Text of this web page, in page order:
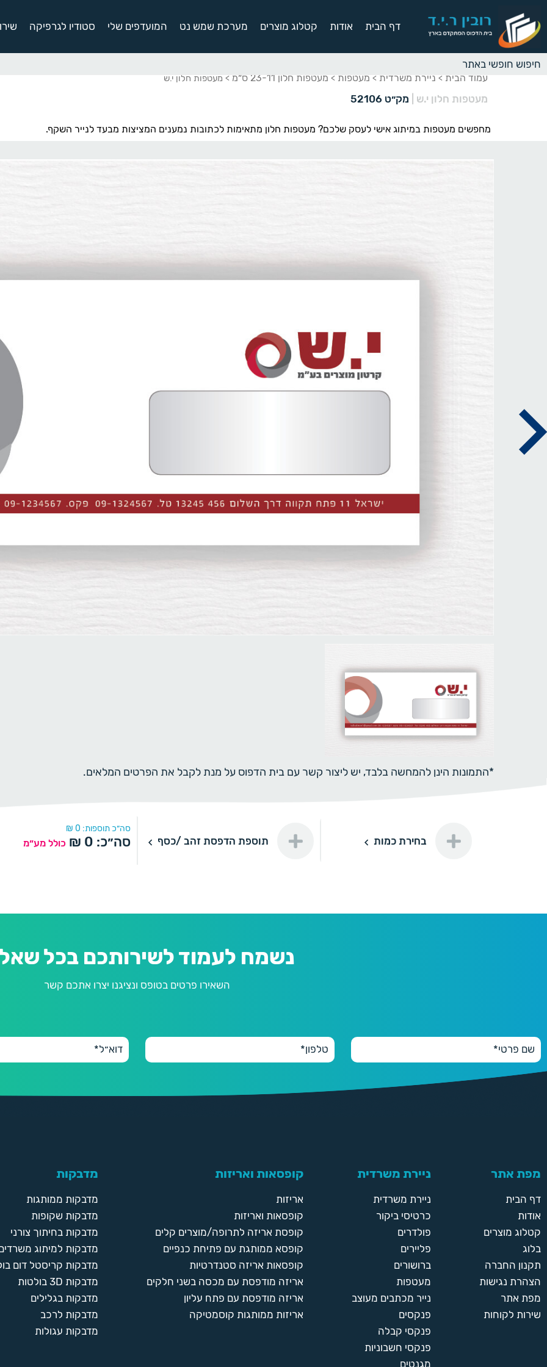
דף הבית אודות קטלוג מוצרים מערכת שמש נט המועדפים שלי סטודיו לגרפיקה
עמוד הבית > ניירת משרדית > מעטפות > מעטפות חלון 23-11 ס״מ > מעטפות חלון י.ש
מעטפות חלון י.ש מק״ט 52106
מחפשים מעטפות במיתוג אישי לעסק שלכם? מעטפות חלון מתאימות לכתובות נמענים המציצות מבעד לנייר השקף.
*התמונות הינן להמחשה בלבד, יש ליצור קשר עם בית הדפוס על מנת לקבל את הפרטים המלאים.
100 יחידות
280 ₪
בחירת כמות תוספת הדפסת זהב /כסף
תוספת הדפסת זהב /כסף
סה״כ תוספות: 0
₪
סה״כ: 0
₪ כולל מע״מ
נשמח לעמוד לשירותכם בכל
השאירו פרטים בטופס ונציגנו יצרו אתכם קשר
מפת אתר
דף הבית
אודות
קטלוג מוצרים
בלוג
תקנון החברה
הצהרת נגישות
מפת אתר
שירות לקוחות
ניירת משרדית
ניירת משרדית
כרטיסי ביקור
פולדרים
פליירים
ברושורים
מעטפות
נייר מכתבים מעוצב
פנקסים
פנקסי קבלה
פנקסי חשבוניות
מגנטים
קופסאות ואריזות
אריזות
קופסאות ואריזות
קופסת אריזה לתרופה/מוצרים קלים
קופסא ממותגת עם פתיחת כנפיים
קופסאות אריזה סטנדרטיות
אריזה מודפסת עם מכסה בשני חלקים
אריזה מודפסת עם פתח עליון
אריזות ממותגות קוסמטיקה
מדבקות
מדבקות ממותגות
מדבקות שקופות
מדבקות בחיתוך צורני
מדבקות למיתוג
מדבקות קריסטל דום
מדבקות 3D בולטות
מדבקות בגלילים
מדבקות לרכב
מדבקות עגולות